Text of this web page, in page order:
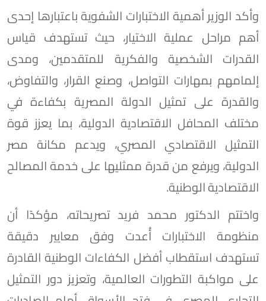
وأكد الوزير أهمية الاختبارات الشفوية باعتبارها إحدى
أهم مراحل عملية الاختيار، حيث تستهدف قياس
القدرات الشخصية والفكرية للمتقدمين، ومدى
إلمامهم بمهارات التواصل، وصنع القرار، والتفاوض،
والقدرة على تمثيل الدولة المصرية بكفاءة في
مختلف المحافل الاقتصادية الدولية، بما يعزز قوة
التمثيل الاقتصادي المصري، ويدعم مكانة مصر
الدولية، ويرفع من قدرة ممثليها على خدمة المصالح
الاقتصادية الوطنية.
واختتم الدكتور محمد فريد تصريحاته، مؤكدًا أن
منظومة الاختبارات أُعدت وفق معايير دقيقة
تستهدف استقطاب أفضل الكفاءات الوطنية القادرة
على مواكبة التطورات العالمية، وتعزيز دور التمثيل